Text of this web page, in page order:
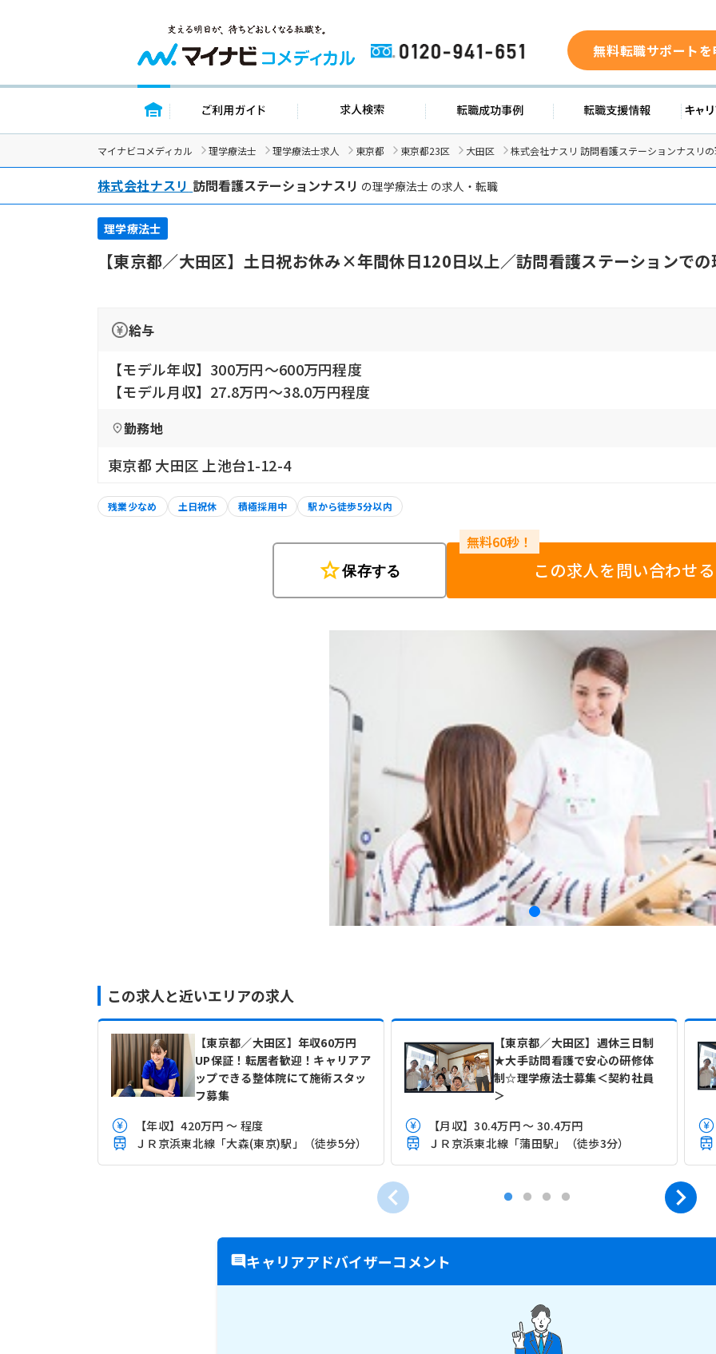
0120-941-651 無料転職サポート
トップページ ご利用ガイド 求人検索 転職成功事例 転職支援
マイナビコメディカル 理学療法士 理学療法士求人 東京都 東京都23区 大田区 株式会社ナスリ 訪問看護ステーションナスリ
株式会社ナスリ 訪問看護ステーションナスリ の理学療法士 の求人・転職
理学療法士
【東京都／大田区】土日祝お休み×年間休日120日以上／訪問看護ステーションで
給与
【モデル年収】300万円〜600万円程度
【モデル月収】27.8万円〜38.0万円程度
勤務地
東京都 大田区 上池台1-12-4
残業少なめ 土日祝休 積極採用中 駅から徒歩5分以内
star保存する この求人を問い合わせる
この求人と近いエリアの求人
【東京都／大田区】年収60万円
UP保証！転居者歓迎！キャリアア
ップできる整体院にて施術スタッ
フ募集
【年収】420万円 ～ 程度
ＪＲ京浜東北線「大森(東京)駅」（徒歩5分）
【東京都／大田区】週休三日制
★大手訪問看護で安心の研修体
制☆理学療法士募集＜契約社員
＞
【月収】30.4万円 ～ 30.4万円
ＪＲ京浜東北線「蒲田駅」（徒歩3分）
キャリアアドバイザーコメント